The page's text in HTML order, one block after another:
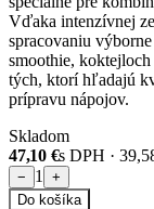
Vďaka intenzívnej
spracovaniu
smoothie,
tých, ktorí hľadajú
prípravu nápojov.
Skladom
47,10 €s DPH ·
− 1
+
Do košíka